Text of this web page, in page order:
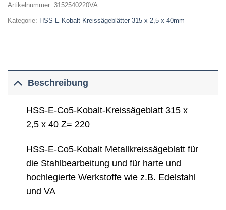
Artikelnummer: 3152540220VA
Kategorie: HSS-E Kobalt Kreissägeblätter 315 x 2,5 x 40mm
Beschreibung
HSS-E-Co5-Kobalt-Kreissägeblatt 315 x
2,5 x 40 Z= 220
HSS-E-Co5-Kobalt Metallkreissägeblatt für
die Stahlbearbeitung und für harte und
hochlegierte Werkstoffe wie z.B. Edelstahl
und VA